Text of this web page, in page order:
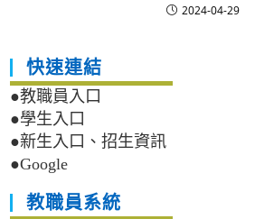
2024-04-29
快速連結
●教職員入口
●學生入口
●新生入口、招生資訊
●Google
教職員系統